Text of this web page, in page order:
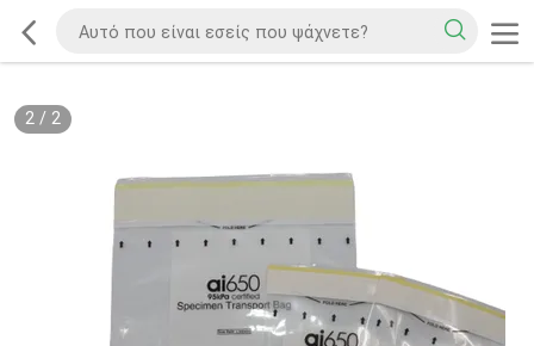
2/ 2